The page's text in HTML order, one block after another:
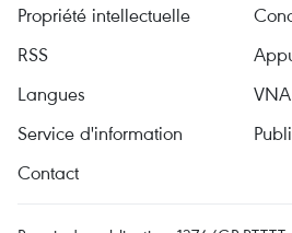
Propriété intellectuelle
RSS
Langues
VNA
Service d'information
Contact